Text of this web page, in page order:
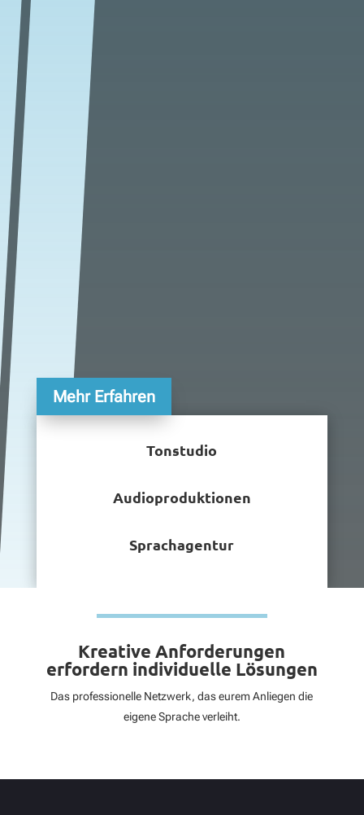
Mehr Erfahren
Tonstudio
Audioproduktionen
Sprachagentur
Kreative Anforderungen
erfordern individuelle Lösungen
Das professionelle Netzwerk, das eurem Anliegen die
eigene Sprache verleiht.